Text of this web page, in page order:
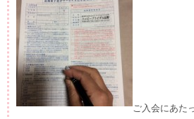
ご入会にあた